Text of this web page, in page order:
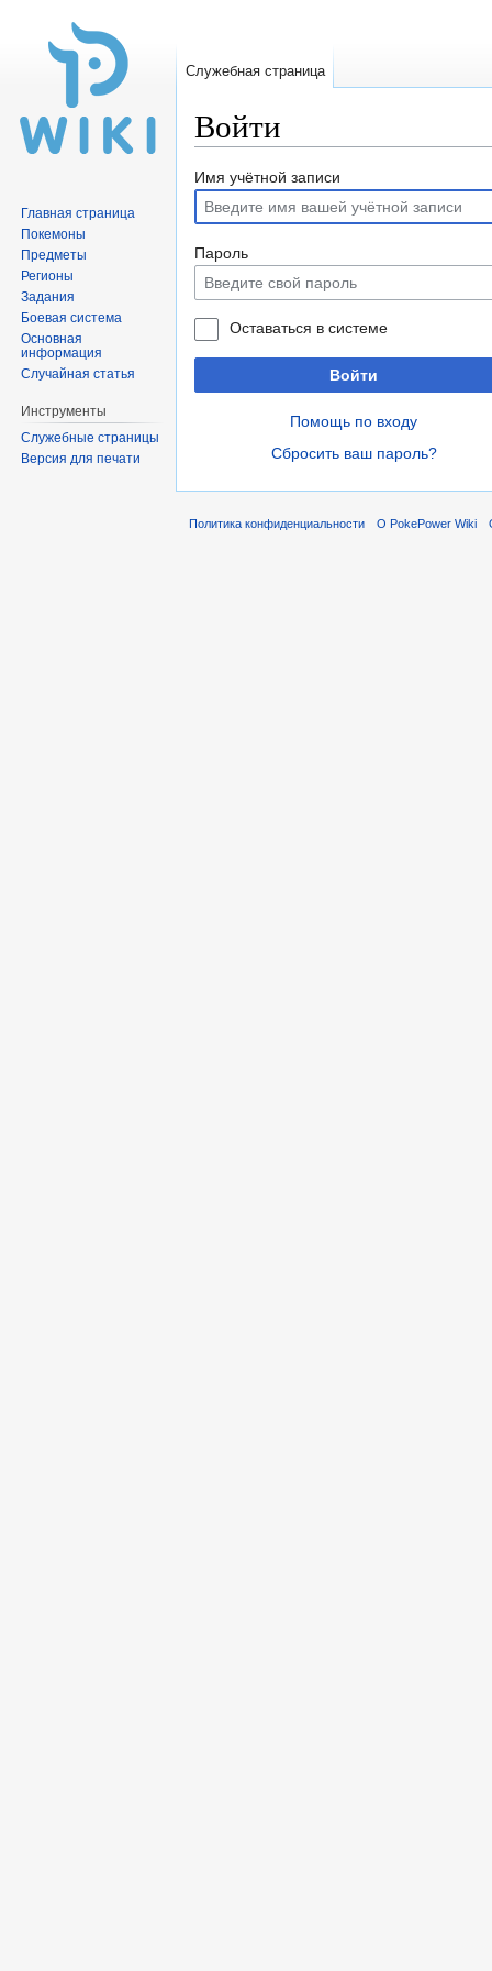
Войти
Перейти
навигации
Перейти
поиску
Имя учётной записи
Пароль
Оставаться в системе
Войти
Помощь по входу
Сбросить ваш пароль?
Служебная страница
Главная страница
Покемоны
Предметы
Регионы
Задания
Боевая система
Основная
информация
Случайная статья
Инструменты
Служебные страницы
Версия для печати
Политика конфиденциальности О PokePower Wiki